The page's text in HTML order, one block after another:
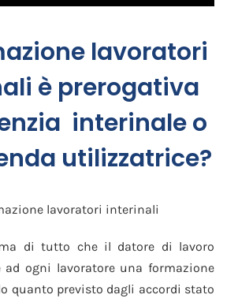
lavoratori
è prerogativa
interinale o
utilizzatrice?
di tutto che il datore di lavoro
ad ogni lavoratore una formazione
quanto previsto dagli accordi stato